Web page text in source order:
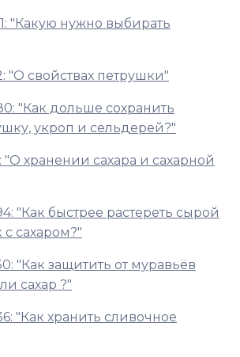
"Какую нужно выбирать
"О свойствах петрушки"
"Как дольше сохранить
укроп и сельдерей?"
"О хранении сахара и сахарной
"Как быстрее растереть сырой
сахаром?"
"Как защитить от муравьёв
сахар ?"
"Как хранить сливочное